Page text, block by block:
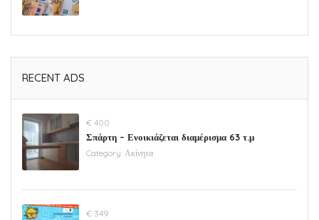
RECENT ADS
€ 400
Σπάρτη – Ενοικιάζεται διαμέρισμα 63 τ.μ
Category: Ακίνητα
€ 349